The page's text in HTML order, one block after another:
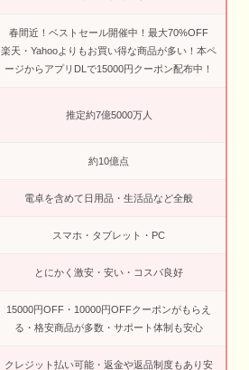
春間近！ベストセール開催中！最大70%OFF
楽天・Yahooよりもお買い得な商品が多い！本ペ
ージからアプリDLで15000円クーポン配布中！
推定約7億5000万人
約10億点
電卓を含めて日用品・生活品など全般
スマホ・タブレット・PC
とにかく激安・安い・コスパ良好
15000円OFF・10000円OFFクーポンがもらえ
る・格安商品が多数・サポート体制も安心
クレジット払い可能・返金や返品制度もあり安